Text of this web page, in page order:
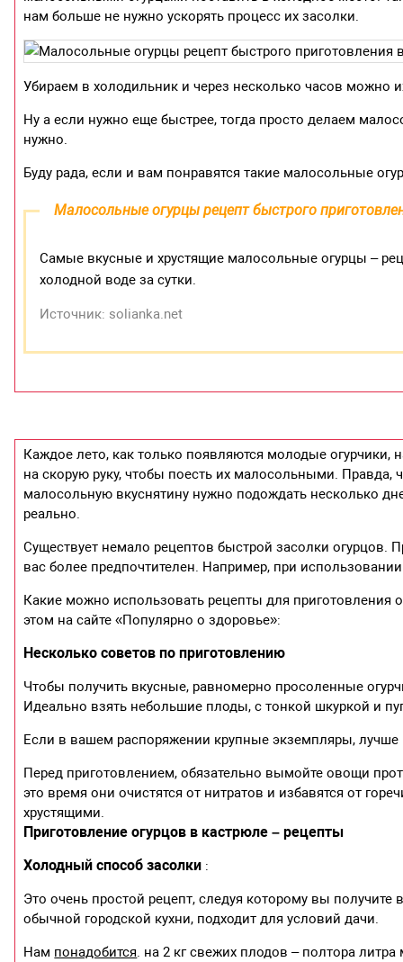
нам больше не нужно ускорять процесс их засолки.
Убираем в холодильник и через несколько часов можно
Ну а если нужно еще быстрее, тогда просто делаем
нужно.
Буду рада, если и вам понравятся такие малосольные
Малосольные огурцы рецепт быстрого
Самые вкусные и хрустящие малосольные огурцы –
холодной воде за сутки.
Источник: solianka.net
Каждое лето, как только появляются молодые огурчики,
на скорую руку, чтобы поесть их малосольными.
малосольную вкуснятину нужно подождать несколько
реально.
Существует немало рецептов быстрой засолки
вас более предпочтителен. Например, при
Какие можно использовать рецепты для приготовления
этом на сайте «Популярно о здоровье»:
Несколько советов по приготовлению
Чтобы получить вкусные, равномерно просоленные
Идеально взять небольшие плоды, с тонкой шкуркой и
Если в вашем распоряжении крупные экземпляры,
Перед приготовлением, обязательно вымойте овощи
это время они очистятся от нитратов и избавятся от
хрустящими.
Приготовление огурцов в кастрюле – рецепты
Холодный способ засолки :
Это очень простой рецепт, следуя которому вы
обычной городской кухни, подходит для условий дачи.
Нам понадобится. на 2 кг свежих плодов – полтора